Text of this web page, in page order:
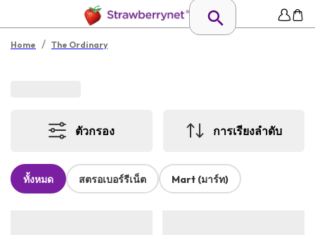
Home / The Ordinary
ตัวกรอง การเรียงลำดับ
ทั้งหมด สตรอเบอร์รีเน็ต Mart (มาร์ท)